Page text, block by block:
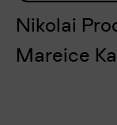
Nikolai
Mareice